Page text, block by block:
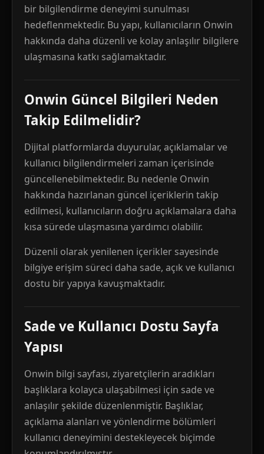
bir bilgilendirme deneyimi sunulması
hedeflenmektedir. Bu yapı, kullanıcıların Onwin
hakkında daha düzenli ve kolay anlaşılır bilgilere
ulaşmasına katkı sağlamaktadır.
Onwin Güncel Bilgileri Neden
Takip Edilmelidir?
Dijital platformlarda duyurular, açıklamalar ve
kullanıcı bilgilendirmeleri zaman içerisinde
güncellenebilmektedir. Bu nedenle Onwin
hakkında hazırlanan güncel içeriklerin takip
edilmesi, kullanıcıların doğru açıklamalara daha
kısa sürede ulaşmasına yardımcı olabilir.
Düzenli olarak yenilenen içerikler sayesinde
bilgiye erişim süreci daha sade, açık ve kullanıcı
dostu bir yapıya kavuşmaktadır.
Sade ve Kullanıcı Dostu Sayfa
Yapısı
Onwin bilgi sayfası, ziyaretçilerin aradıkları
başlıklara kolayca ulaşabilmesi için sade ve
anlaşılır şekilde düzenlenmiştir. Başlıklar,
açıklama alanları ve yönlendirme bölümleri
kullanıcı deneyimini destekleyecek biçimde